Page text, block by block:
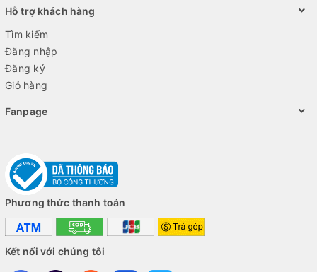
Hỗ trợ khách hàng
Tìm kiếm
Đăng nhập
Đăng ký
Giỏ hàng
Fanpage
Phương thức thanh toán
Kết nối với chúng tôi